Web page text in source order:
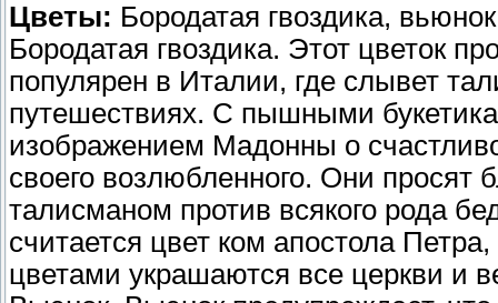
Цветы: Бородатая гвоздика,
Бородатая гвоздика. Этот цветок
популярен в Италии, где слывет
путешествиях. С пышными
изображением Мадонны о
своего возлюбленного. Они просят
талисманом против всякого рода
считается цвет ком апостола
цветами украшаются все церкви и